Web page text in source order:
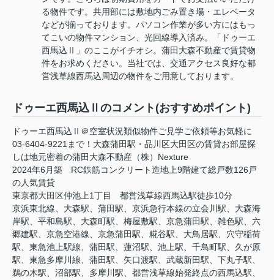
る物件です。共用部には敷地内ごみ置き場・エレベータ
などが揃っております。パソコン作業が多い方にはもっ
てこいの物件マンション、光回線導入済み。「ドゥーエ
西馬込Ⅱ」のここがイチオシ。蒲田大森不動産で賃貸物
件をお求めください。当社では、交通アクセス良好な都
営浅草線西馬込周辺の物件をご用意しております。
ドゥーエ西馬込Ⅱのコメント(おすすめポイント)
ドゥーエ西馬込Ⅱ＠空室状況類似物件ご見学ご依頼等お気軽に
03-6404-9221まで！大森蒲田駅・品川区大田区の賃貸お部屋探
しは地元密着の蒲田大森不動産（株）Nexture
2024年6月築 RC鉄筋コンクリート造地上9階建て総戸数126戸
の人気賃貸
東京都大田区仲池上1丁目 都営浅草線西馬込駅徒歩10分
京浜東北線、大森駅、蒲田駅、京浜急行本線の立会川駅、大森海
岸駅、平和島駅、大森町駅、梅屋敷駅、京急蒲田駅、雑色駅、六
郷建駅、京急空港線、京急蒲田駅、糀谷駅、大鳥居駅、穴守稲荷
駅、東急池上駅線、蒲田駅、蓮沼駅、池上駅、千鳥町駅、久が原
駅、東急多摩川線、蒲田駅、矢口渡駅、武蔵新田駅、下丸子駅、
鵜の木駅、沼部駅、多摩川駅、都営浅草線始発終点の西馬込駅、